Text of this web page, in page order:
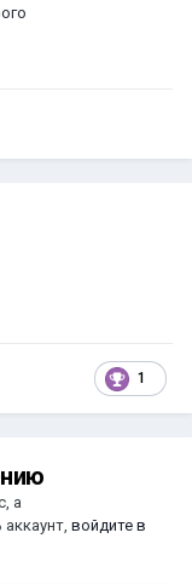
1
а
войдите в